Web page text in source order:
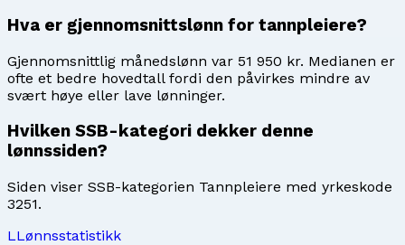
Hva er gjennomsnittslønn for tannpleiere?
Gjennomsnittlig månedslønn var 51 950 kr. Medianen er
ofte et bedre hovedtall fordi den påvirkes mindre av
svært høye eller lave lønninger.
Hvilken SSB-kategori dekker denne
lønnssiden?
Siden viser SSB-kategorien Tannpleiere med yrkeskode
3251.
LLønnsstatistikk